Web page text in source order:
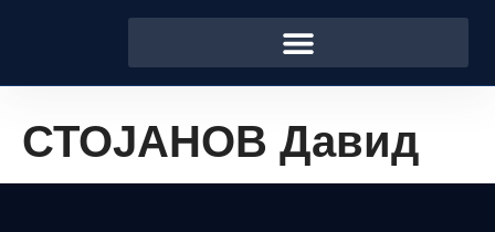
СТОЈАНОВ Давид